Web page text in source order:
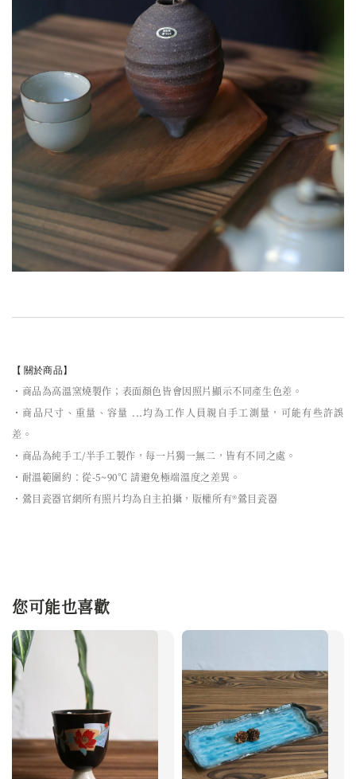
【 關於商品】
・商品為高溫窯燒製作；表面顏色皆會因照片顯示不同產生色差。
・商品尺寸、重量、容量 ...均為工作人員親自手工測量，可能有些許誤
差。
・商品為純手工/半手工製作，每一片獨一無二，皆有不同之處。
・耐溫範圍約：從-5~90℃ 請避免極端溫度之差異。
・鶯目瓷器官網所有照片均為自主拍攝，版權所有®鶯目瓷器
您可能也喜歡